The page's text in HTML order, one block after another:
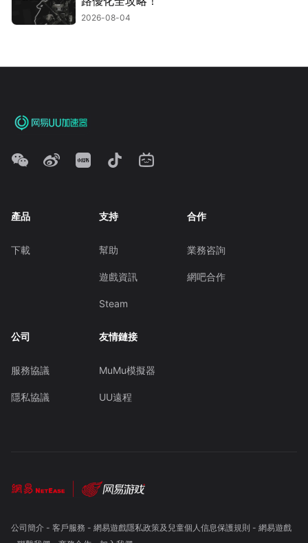
2026-08-04
產品
下載
支持
幫助
遊戲資訊
Steam
合作
業務咨詢
網吧合作
公司
服務協議
隱私協議
友情鏈接
MuMu模擬器
UU遠程
公司簡介- 客戶服務 - 網易遊戲隱私政策及兒童個人信息保護規則 - 網易遊戲